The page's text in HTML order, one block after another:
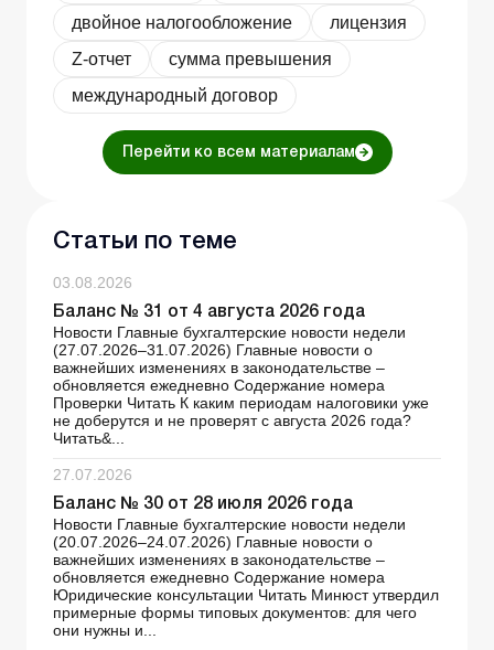
двойное налогообложение
лицензия
Z-отчет
сумма превышения
международный договор
Перейти ко всем материалам
Статьи по теме
03.08.2026
Баланс № 31 от 4 августа 2026 года
Новости Главные бухгалтерские новости недели
(27.07.2026–31.07.2026) Главные новости о
важнейших изменениях в законодательстве –
обновляется ежедневно Содержание номера
Проверки Читать К каким периодам налоговики уже
не доберутся и не проверят с августа 2026 года?
Читать&...
27.07.2026
Баланс № 30 от 28 июля 2026 года
Новости Главные бухгалтерские новости недели
(20.07.2026–24.07.2026) Главные новости о
важнейших изменениях в законодательстве –
обновляется ежедневно Содержание номера
Юридические консультации Читать Минюст утвердил
примерные формы типовых документов: для чего
они нужны и...